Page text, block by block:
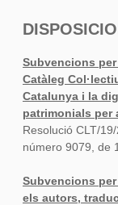
Subvencions
Catàleg
Catalunya i la
patrimonials per
Resolució CLT/
número 9079, de
Subvencions
els autors,